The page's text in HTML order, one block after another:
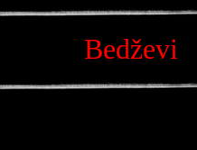
Bedževi